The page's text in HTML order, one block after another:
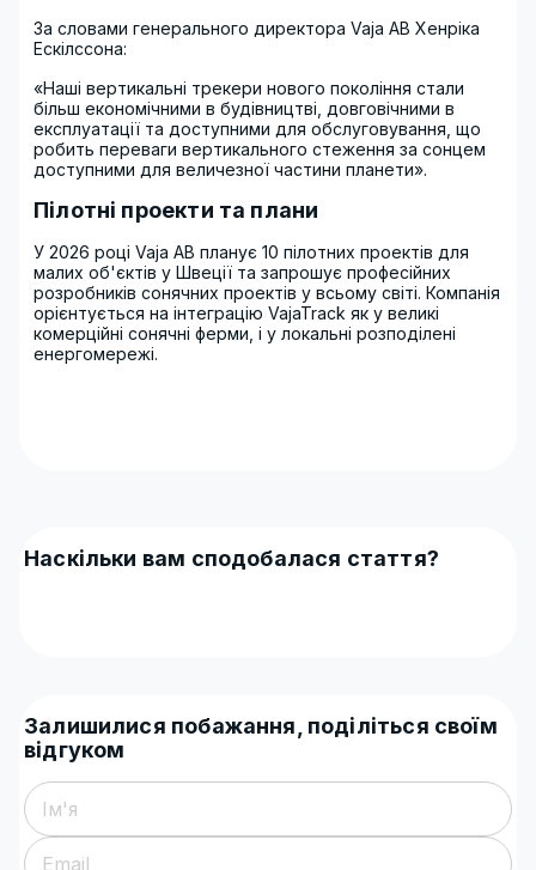
За словами генерального директора Vaja AB Хенріка
Ескілссона:
«Наші вертикальні трекери нового покоління стали
більш економічними в будівництві, довговічними в
експлуатації та доступними для обслуговування, що
робить переваги вертикального стеження за сонцем
доступними для величезної частини планети».
Пілотні проекти та плани
У 2026 році Vaja AB планує 10 пілотних проектів для
малих об'єктів у Швеції та запрошує професійних
розробників сонячних проектів у всьому світі. Компанія
орієнтується на інтеграцію VajaTrack як у великі
комерційні сонячні ферми, і у локальні розподілені
енергомережі.
Наскільки вам сподобалася стаття?
Залишилися побажання, поділіться своїм
відгуком